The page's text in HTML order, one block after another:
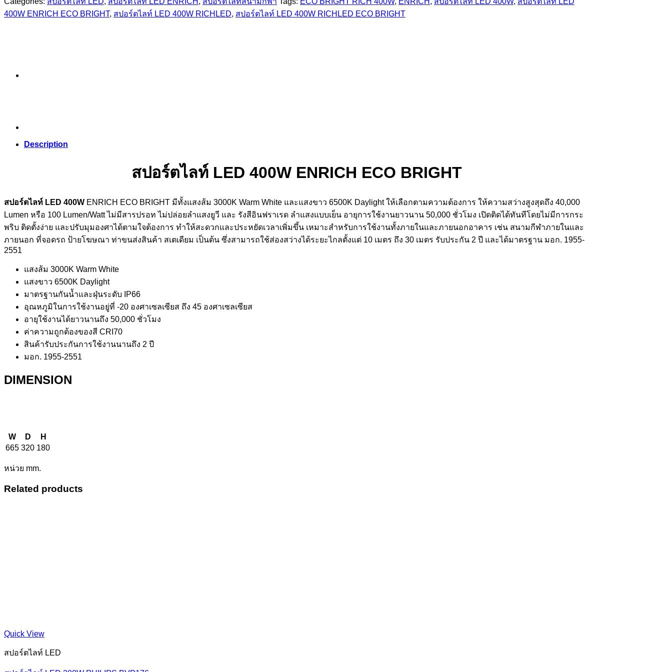
400W ENRICH ECO BRIGHT, สปอร์ตไลท์ LED 400W RICHLED, สปอร์ตไลท์ LED 400W RICHLED ECO BRIGHT
Description
สปอร์ตไลท์ LED 400W ENRICH ECO BRIGHT
สปอร์ตไลท์ LED 400W ENRICH ECO BRIGHT มีทั้งแสงส้ม 3000K Warm White และแสงขาว 6500K Daylight ให้เลือกตามความต้องการ ให้ความสว่างสูงสุดถึง 40,000
Lumen หรือ 100 Lumen/Watt ไม่มีสารปรอท ไม่ปล่อยลำแสงยูวี และ รังสีอินฟราเรด ลำแสงแบบเย็น อายุการใช้งานยาวนาน 50,000 ชั่วโมง เปิดติดได้ทันทีโดยไม่มีการกระ
พริบ ติดตั้งง่าย และปรับมุมองศาได้ตามใจต้องการ ทำให้สะดวกและประหยัดเวลาเพิ่มขึ้น เหมาะสำหรับการใช้งานทั้งภายในและภายนอกอาคาร เช่น สนามกีฬาภายในและ
ภายนอก ที่จอดรถ ป้ายโฆษณา ท่าขนส่งสินค้า สเตเดียม เป็นต้น ซึ่งสามารถใช้ส่องสว่างได้ระยะไกลตั้งแต่ 10 เมตร ถึง 30 เมตร รับประกัน 2 ปี และได้มาตรฐาน มอก. 1955-
2551
แสงส้ม 3000K Warm White
แสงขาว 6500K Daylight
มาตรฐานกันน้ำและฝุ่นระดับ IP66
อุณหภูมิในการใช้งานอยู่ที่ -20 องศาเซลเซียส ถึง 45 องศาเซลเซียส
อายุใช้งานได้ยาวนานถึง 50,000 ชั่วโมง
ค่าความถูกต้องของสี CRI70
สินค้ารับประกันการใช้งานนานถึง 2 ปี
มอก. 1955-2551
DIMENSION
W D
H
665 320 180
หน่วย mm.
Related products
Quick View
สปอร์ตไลท์ LED